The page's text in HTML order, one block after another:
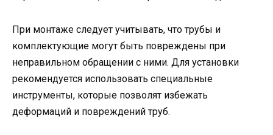
При монтаже следует учитывать, что трубы и
комплектующие могут быть повреждены при
неправильном обращении с ними. Для установки
рекомендуется использовать специальные
инструменты, которые позволят избежать
деформаций и повреждений труб.